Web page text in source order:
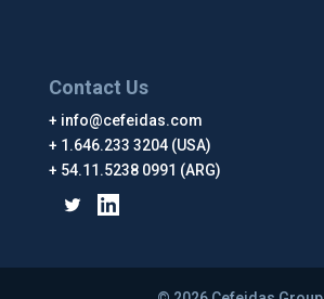
Contact Us
info@cefeidas.com
1.646.233 3204 (USA)
54.11.5238 0991 (ARG)